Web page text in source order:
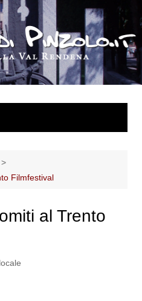
Filmfestival
al Trento